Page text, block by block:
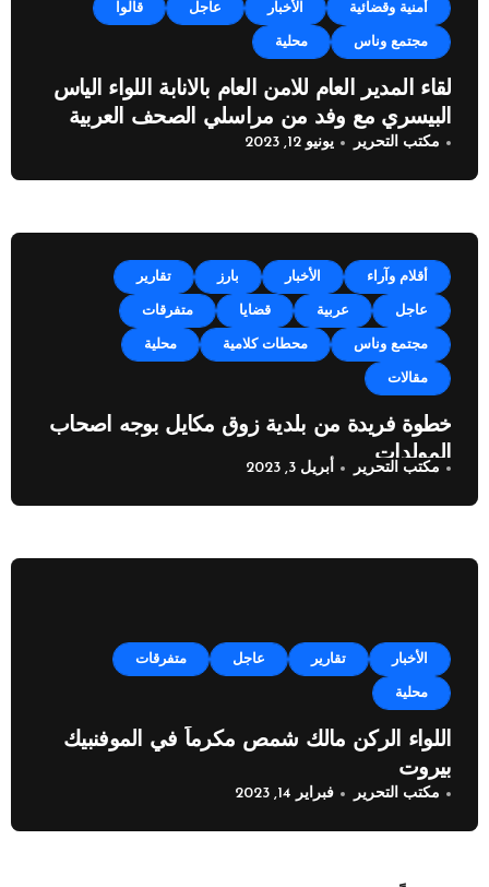
أمنية وقضائية الأخبار عاجل قالوا
مجتمع وناس محلية
لقاء المدير العام للامن العام بالانابة اللواء الياس
البيسري مع وفد من مراسلي الصحف العربية
مكتب التحرير يونيو 12, 2023
أقلام وآراء الأخبار بارز تقارير
عاجل عربية قضايا متفرقات
مجتمع وناس محطات كلامية محلية
مقالات
خطوة فريدة من بلدية زوق مكايل بوجه اصحاب
المولدات
مكتب التحرير أبريل 3, 2023
الأخبار تقارير عاجل متفرقات
محلية
اللواء الركن مالك شمص مكرماً في الموفنبيك
بيروت
مكتب التحرير فبراير 14, 2023